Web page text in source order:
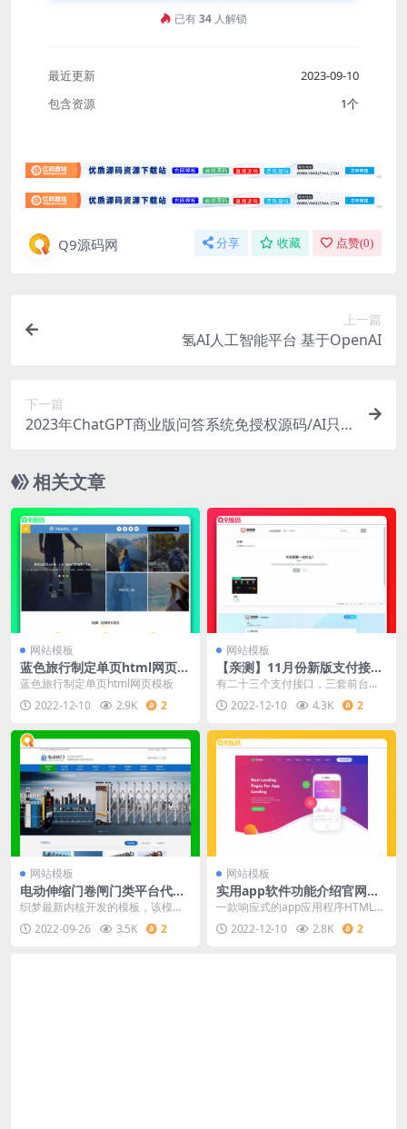
已有34人解锁
最近更新
2023-09-10
包含资源
1个
Q9源码网 分享 收藏 点赞(0)
上一篇
氢AI人工智能平台 基于OpenAI
下一篇
2023年ChatGPT商业版问答系统免授权源码/AI只
相关文章
网站模板
蓝色旅行制定单页html网页模
板
蓝色旅行制定单页html网页模板
2022-12-10
2.9K 2
网站模板
【亲测】11月份新版支付接口
超多的发卡网源码
有二十三个支付接口，三套前台模
板。由于还得更新其他源码，就填
充了一个商品，看起来
2022-12-10 4.3K 2
网站模板
电动伸缩门卷闸门类平台代码
dedecms织梦范例(带手机端)
织梦最新内核开发的模板，该模板
属于企业通用、电动伸缩门、卷闸
门类企业都可使用，
2022-09-26 3.5K 2
网站模板
实用app软件功能介绍官网模
板
一款响应式的app应用程序HTML5
模板。这是是一个创造性的，现代
的，干净的和用
2022-12-10 2.8K 2